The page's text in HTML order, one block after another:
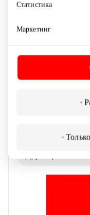
Статистика
Маркетинг